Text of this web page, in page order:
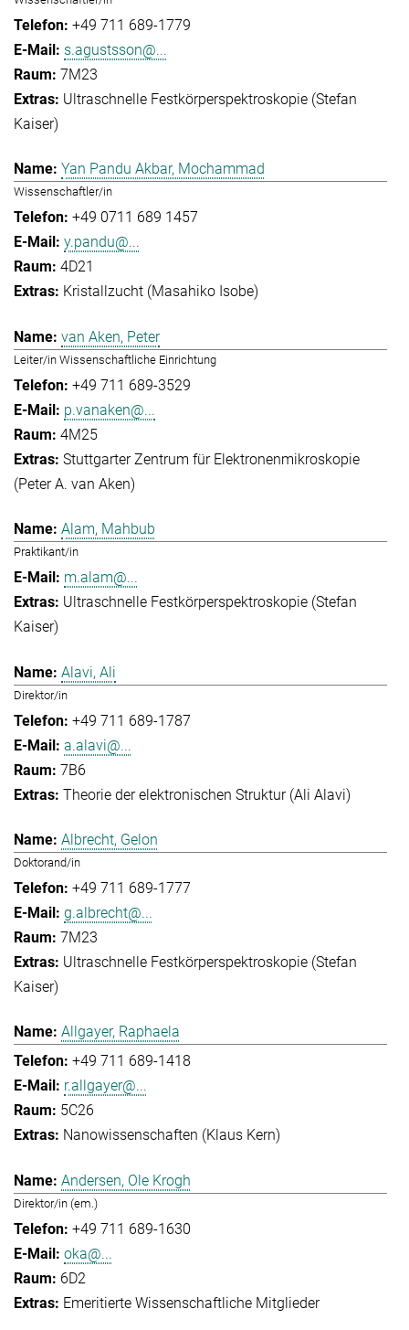
+49 711 689-1779
s.agustsson@...
7M23
Ultraschnelle Festkörperspektroskopie (Stefan
Kaiser)
Yan Pandu Akbar, Mochammad
Wissenschaftler/in
+49 0711 689 1457
y.pandu@...
4D21
Kristallzucht (Masahiko Isobe)
van Aken, Peter
Leiter/in Wissenschaftliche Einrichtung
+49 711 689-3529
p.vanaken@...
4M25
Stuttgarter Zentrum für Elektronenmikroskopie
(Peter A. van Aken)
Alam, Mahbub
Praktikant/in
m.alam@...
Ultraschnelle Festkörperspektroskopie (Stefan
Kaiser)
Alavi, Ali
Direktor/in
+49 711 689-1787
a.alavi@...
7B6
Theorie der elektronischen Struktur (Ali Alavi)
Albrecht, Gelon
Doktorand/in
+49 711 689-1777
g.albrecht@...
7M23
Ultraschnelle Festkörperspektroskopie (Stefan
Kaiser)
Allgayer, Raphaela
+49 711 689-1418
r.allgayer@...
5C26
Nanowissenschaften (Klaus Kern)
Andersen, Ole Krogh
Direktor/in (em.)
+49 711 689-1630
oka@...
6D2
Emeritierte Wissenschaftliche Mitglieder